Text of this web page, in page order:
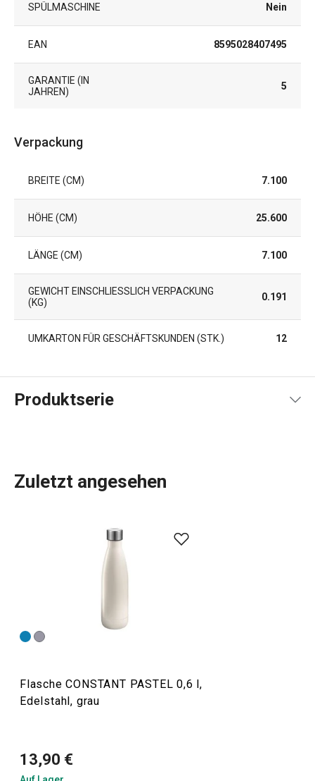
SPÜLMASCHINE Nein
EAN 8595028407495
GARANTIE (IN
JAHREN)
5
Verpackung
BREITE (CM) 7.100
HÖHE (CM) 25.600
LÄNGE (CM) 7.100
GEWICHT EINSCHLIESSLICH VERPACKUNG (
KG)
0.191
UMKARTON FÜR GESCHÄFTSKUNDEN (STK.) 12
Produktserie
, Reise- und Sportthermoskannen,
und praktische Flaschen ganz aus Edelstahl. Wir stellen
sie aus hochwertigem Edelstahl her. Bei normalem
unzerbrechlich. Neben heißen Getränken
können Thermoskannen natürlich auch zur Aufbewahrung
von gekühlten Getränken verwendet werden.
Outdoor-Aktivitäten
Zuletzt angesehen
Flasche CONSTANT PASTEL 0,6 l,
Edelstahl, grau
13,90 €